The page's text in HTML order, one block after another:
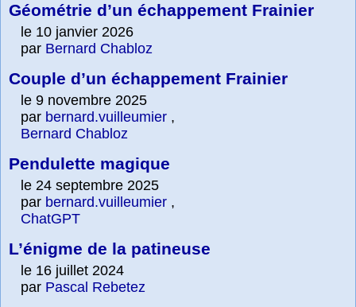
Géométrie d’un échappement Frainier
le 10 janvier 2026
par Bernard Chabloz
Couple d’un échappement Frainier
le 9 novembre 2025
par bernard.vuilleumier ,
Bernard Chabloz
Pendulette magique
le 24 septembre 2025
par bernard.vuilleumier ,
ChatGPT
L’énigme de la patineuse
le 16 juillet 2024
par Pascal Rebetez